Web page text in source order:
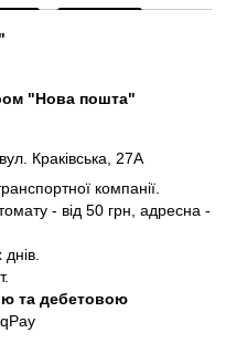
"Нова пошта"
Краківська, 27А
компанії.
- від 50 грн, адресна -
та дебетовою